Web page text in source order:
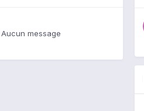
Aucun message